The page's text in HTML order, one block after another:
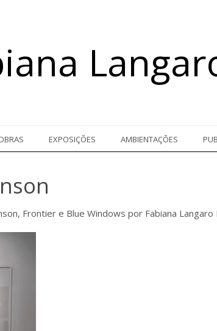
EXPOSIÇÕES AMBIENTAÇÕES
Frontier e Blue Windows por Fabiana Langaro